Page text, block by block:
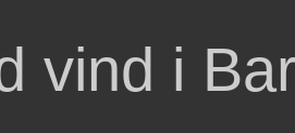
vind i